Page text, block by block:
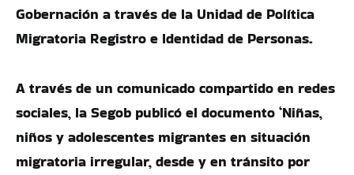
Gobernación a través de la Unidad de Política
Migratoria Registro e Identidad de Personas.
A través de un comunicado compartido en redes
sociales, la Segob publicó el documento ‘Niñas,
niños y adolescentes migrantes en situación
migratoria irregular, desde y en tránsito por